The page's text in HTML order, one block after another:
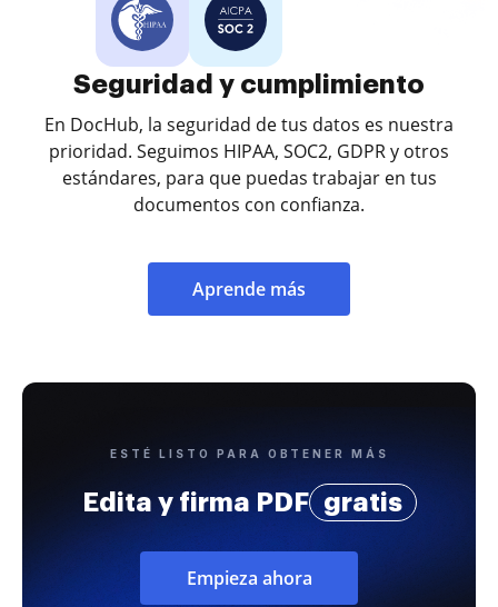
Seguridad y cumplimiento
En DocHub, la seguridad de tus datos es nuestra
prioridad. Seguimos HIPAA, SOC2, GDPR y otros
estándares, para que puedas trabajar en tus
documentos con confianza.
Aprende más
ESTÉ LISTO PARA OBTENER MÁS
Edita y firma PDF gratis
Empieza ahora